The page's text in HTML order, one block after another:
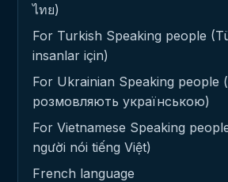
ไทย)
For Turkish Speaking people
insanlar için)
For Ukrainian Speaking people
розмовляють українською)
For Vietnamese Speaking
người nói tiếng Việt)
French language